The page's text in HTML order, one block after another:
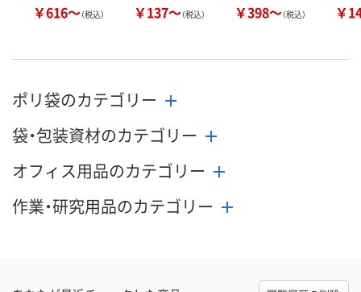
￥616～（税込） ￥137～（税込） ￥398～（税込） ￥
ポリ袋のカテゴリー
袋・包装資材のカテゴリー
オフィス用品のカテゴリー
作業・研究用品のカテゴリー